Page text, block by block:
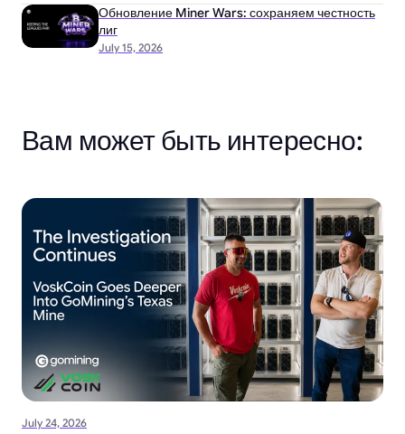
July 15, 2026
Обновление Miner Wars: сохраняем честность
лиг
Вам может быть интересно:
July 24, 2026